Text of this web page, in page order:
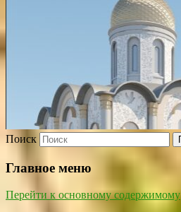
Поиск
Главное меню
Перейти к основному содержимому